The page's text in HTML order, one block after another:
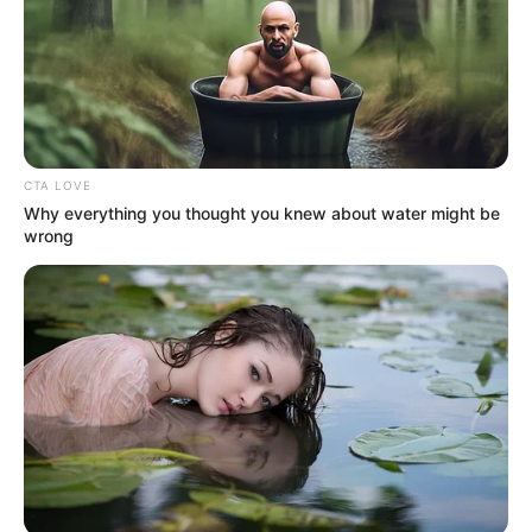
CTA LOVE
Why everything you thought you knew about water might be
wrong